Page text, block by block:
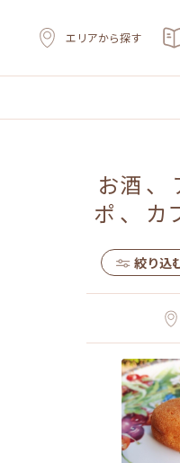
エリアから探す
お酒 、
ポ 、 カ
絞り込